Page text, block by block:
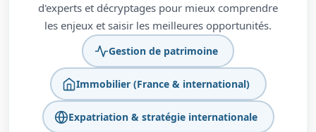
d'experts et décryptages pour mieux comprendre
les enjeux et saisir les meilleures opportunités.
Gestion de patrimoine
Immobilier (France & international)
Expatriation & stratégie internationale